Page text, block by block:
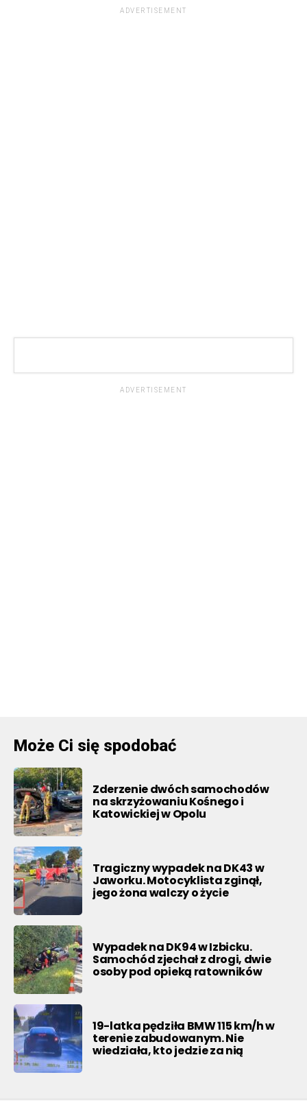
ADVERTISEMENT
ADVERTISEMENT
Może Ci się spodobać
Zderzenie dwóch samochodów
na skrzyżowaniu Kośnego i
Katowickiej w Opolu
Tragiczny wypadek na DK43 w
Jaworku. Motocyklista zginął,
jego żona walczy o życie
Wypadek na DK94 w Izbicku.
Samochód zjechał z drogi, dwie
osoby pod opieką ratowników
19-latka pędziła BMW 115 km/h w
terenie zabudowanym. Nie
wiedziała, kto jedzie za nią